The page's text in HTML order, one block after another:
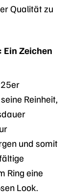
Qualität zu
Zeichen
Reinheit,
und somit
Ring eine
Look.